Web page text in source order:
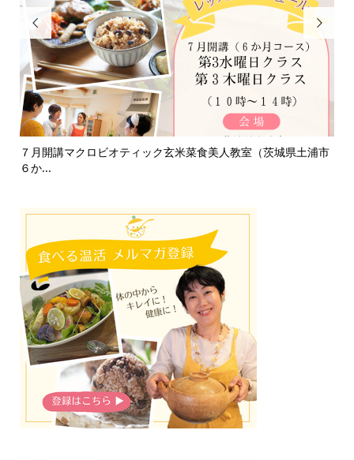

７月開講マクロビオティック玄米菜食美人教室（茨城県土浦市
６か...
